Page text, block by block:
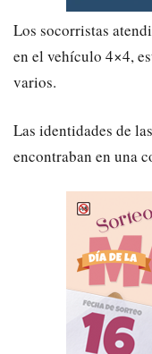
Los socorristas
en el vehículo 4×4,
varios.
Las identidades de
encontraban en una